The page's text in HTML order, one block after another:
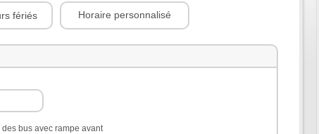
fériés Horaire personnalisé
bus avec rampe avant